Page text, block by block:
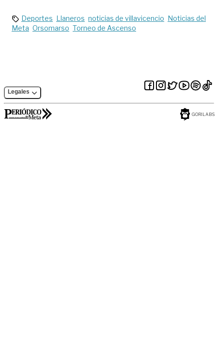
Deportes Llaneros noticias de villavicencio Noticias del
Meta Orsomarso Torneo de Ascenso
Legales
GORILABS